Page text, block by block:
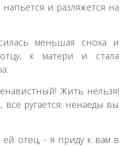
напьется и разляжется на
меньшая сноха и
к матери и стала
Жить нельзя!
все ругается: ненаеды вы
отец, - я приду к вам в